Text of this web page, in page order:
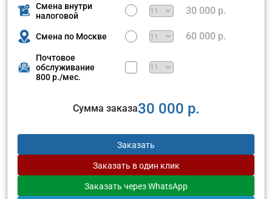
Смена внутри
налоговой
30 000 р.
Смена по Москве 60 000 р.
Почтовое
обслуживание
800 р./мес.
Сумма заказа30 000 р.
Заказать
Заказать в один клик
Заказать через WhatsApp